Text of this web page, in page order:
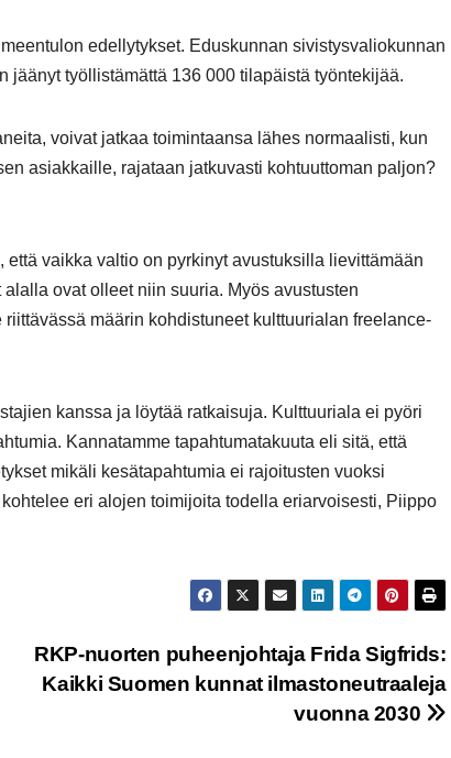
edellytykset. Eduskunnan sivistysvaliokunnan
työllistämättä 136 000 tilapäistä työntekijää.
voivat jatkaa toimintaansa lähes normaalisti, kun
asiakkaille, rajataan jatkuvasti kohtuuttoman paljon?
vaikka valtio on pyrkinyt avustuksilla lievittämään
ovat olleet niin suuria. Myös avustusten
määrin kohdistuneet kulttuurialan freelance-
kanssa ja löytää ratkaisuja. Kulttuuriala ei pyöri
Kannatamme tapahtumatakuuta eli sitä, että
mikäli kesätapahtumia ei rajoitusten vuoksi
eri alojen toimijoita todella eriarvoisesti, Piippo
RKP-nuorten puheenjohtaja Frida Sigfrids:
Kaikki Suomen kunnat ilmastoneutraaleja
vuonna 2030